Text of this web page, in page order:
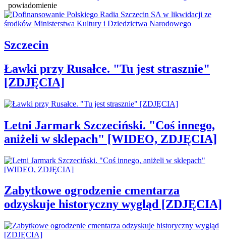
powiadomienie
Szczecin
Ławki przy Rusałce. "Tu jest strasznie"
[ZDJĘCIA]
Letni Jarmark Szczeciński. "Coś innego,
aniżeli w sklepach" [WIDEO, ZDJĘCIA]
Zabytkowe ogrodzenie cmentarza
odzyskuje historyczny wygląd [ZDJĘCIA]